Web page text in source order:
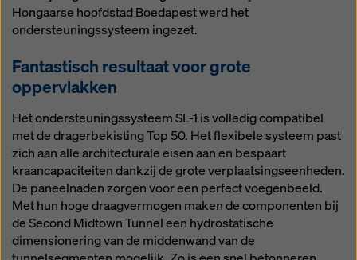
Hongaarse hoofdstad Boedapest werd het
ondersteuningssysteem ingezet.
Fantastisch resultaat voor grote
oppervlakken
Het ondersteuningssysteem SL-1 is volledig compatibel
met de dragerbekisting Top 50. Het flexibele systeem past
zich aan alle architecturale eisen aan en bespaart
kraancapaciteiten dankzij de grote verplaatsingseenheden.
De paneelnaden zorgen voor een perfect voegenbeeld.
Met hun hoge draagvermogen maken de componenten bij
de Second Midtown Tunnel een hydrostatische
dimensionering van de middenwand van de